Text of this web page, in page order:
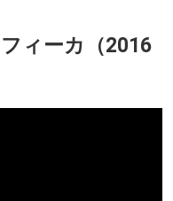
ィーカ（2016